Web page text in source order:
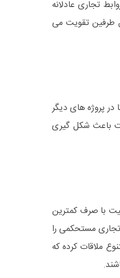
تجاری عادلانه
طرفین تقویت می
پروژه های دیگر
باعث شکل گیری
با صرف کمترین
تجاری مستحکمی را
ملاقات کرده که